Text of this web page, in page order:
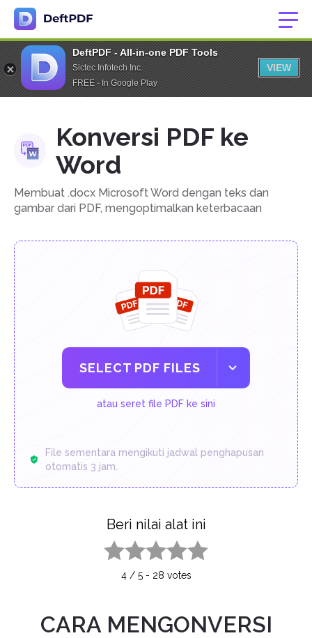
DeftPDF - All-in-one PDF Tools
Sictec Infotech Inc.
FREE - In Google Play
VIEW
Konversi PDF ke
Word
Membuat .docx Microsoft Word dengan teks dan
gambar dari PDF, mengoptimalkan keterbacaan
SELECT PDF FILES
atau seret file PDF ke sini
File sementara mengikuti jadwal penghapusan
otomatis 3 jam.
Beri nilai alat ini
4/ 5- 28 votes
CARA MENGONVERSI